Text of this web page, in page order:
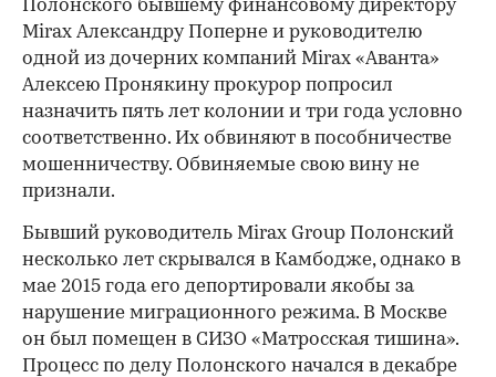
Полонского бывшему финансовому директору
Mirax Александру Поперне и руководителю
одной из дочерних компаний Mirax «Аванта»
Алексею Пронякину прокурор попросил
назначить пять лет колонии и три года условно
соответственно. Их обвиняют в пособничестве
мошенничеству. Обвиняемые свою вину не
признали.
Бывший руководитель Mirax Group Полонский
несколько лет скрывался в Камбодже, однако в
мае 2015 года его депортировали якобы за
нарушение миграционного режима. В Москве
он был помещен в СИЗО «Матросская тишина».
Процесс по делу Полонского начался в декабре